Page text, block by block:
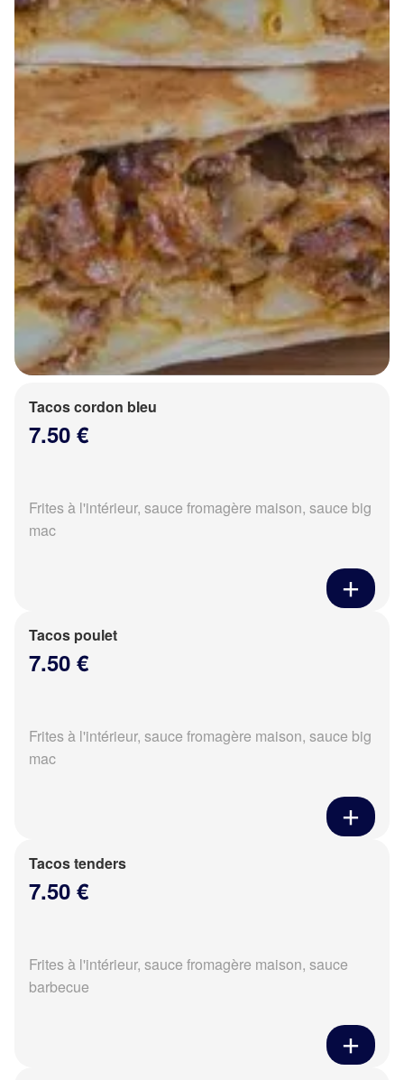
Tacos cordon bleu
7.50 €
Frites à l'intérieur, sauce fromagère maison, sauce big
mac
Tacos poulet
7.50 €
Frites à l'intérieur, sauce fromagère maison, sauce big
mac
Tacos tenders
7.50 €
Frites à l'intérieur, sauce fromagère maison, sauce
barbecue